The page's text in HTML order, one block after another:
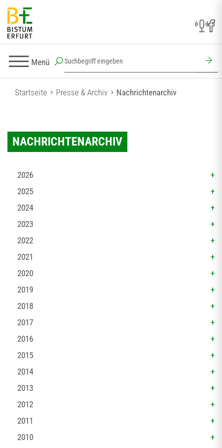
Menü
Startseite Presse & Archiv Nachrichtenarchiv
NACHRICHTENARCHIV
2026
2025
2024
2023
2022
2021
2020
2019
2018
2017
2016
2015
2014
2013
2012
2011
2010